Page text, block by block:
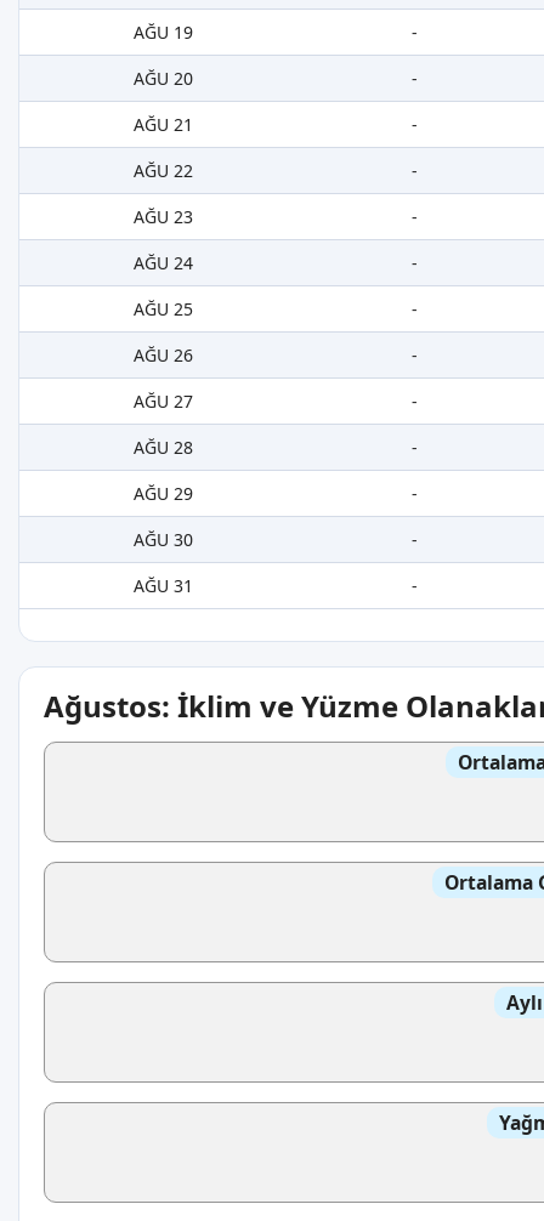
AĞU 19
-
AĞU 20
-
AĞU 21
-
AĞU 22
-
AĞU 23
-
AĞU 24
-
AĞU 25
-
AĞU 26
-
AĞU 27
-
AĞU 28
-
AĞU 29
-
AĞU 30
-
AĞU 31
-
Ağustos: İklim ve Yüzme
Ortalama
Ortalama